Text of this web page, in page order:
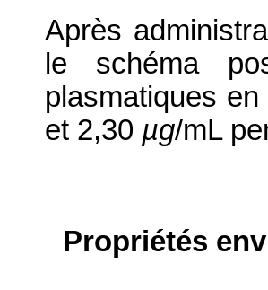
Après
le schéma
plasmatiques
et 2,30 µg/mL
Propriétés